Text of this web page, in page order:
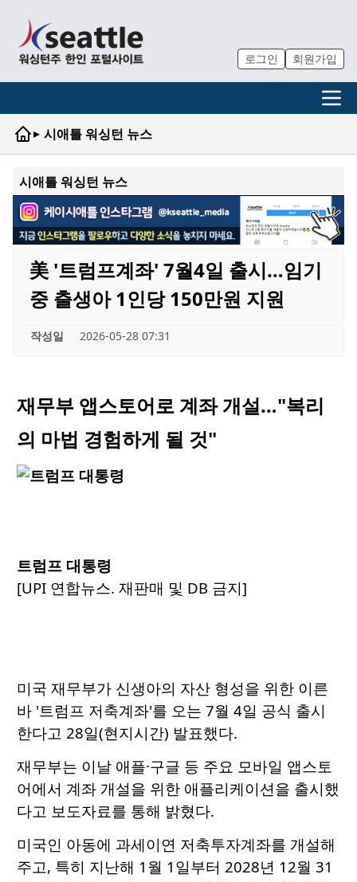
로그인 회원가입
▸ 시애틀 워싱턴 뉴스
시애틀 워싱턴 뉴스
美 '트럼프계좌' 7월4일 출시…임기
중 출생아 1인당 150만원 지원
작성일 2026-05-28 07:31
재무부 앱스토어로 계좌 개설…"복리
의 마법 경험하게 될 것"
트럼프 대통령
[UPI 연합뉴스. 재판매 및 DB 금지]
미국 재무부가 신생아의 자산 형성을 위한 이른
바 '트럼프 저축계좌'를 오는 7월 4일 공식 출시
한다고 28일(현지시간) 발표했다.
재무부는 이날 애플·구글 등 주요 모바일 앱스토
어에서 계좌 개설을 위한 애플리케이션을 출시했
다고 보도자료를 통해 밝혔다.
미국인 아동에 과세이연 저축투자계좌를 개설해
주고, 특히 지난해 1월 1일부터 2028년 12월 31